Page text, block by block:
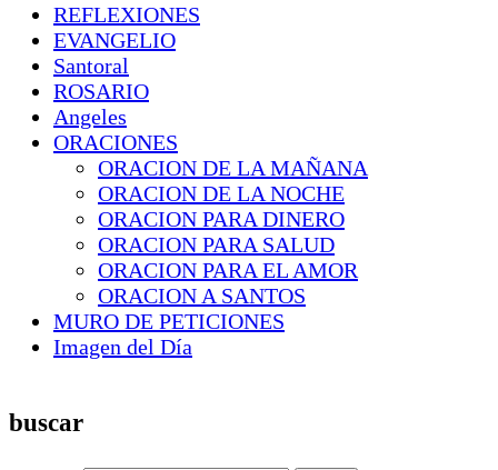
REFLEXIONES
EVANGELIO
Santoral
ROSARIO
Angeles
ORACIONES
ORACION DE LA MAÑANA
ORACION DE LA NOCHE
ORACION PARA DINERO
ORACION PARA SALUD
ORACION PARA EL AMOR
ORACION A SANTOS
MURO DE PETICIONES
Imagen del Día
buscar